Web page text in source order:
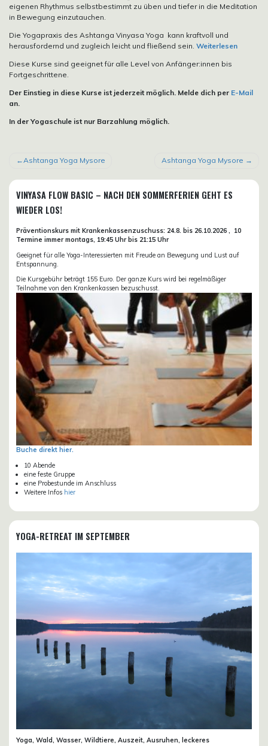
eigenen Rhythmus selbstbestimmt zu üben und tiefer in die Meditation
in Bewegung einzutauchen.
Die Yogapraxis des Ashtanga Vinyasa Yoga kann kraftvoll und
herausfordernd und zugleich leicht und fließend sein. Weiterlesen
Diese Kurse sind geeignet für alle Level von Anfänger:innen bis
Fortgeschrittene.
Der Einstieg in diese Kurse ist jederzeit möglich. Melde dich per E-Mail
an.
In der Yogaschule ist nur Barzahlung möglich.
BEITRAGSNAVIGATION
Ashtanga Yoga Mysore Ashtanga Yoga Mysore
VINYASA FLOW BASIC – NACH DEN SOMMERFERIEN GEHT ES
WIEDER LOS!
Präventionskurs mit Krankenkassenzuschuss: 24.8. bis 26.10.2026 , 10
Termine immer montags, 19:45 Uhr bis 21:15 Uhr
Geeignet für alle Yoga-Interessierten mit Freude an Bewegung und Lust auf
Entspannung.
Die Kursgebühr beträgt 155 Euro. Der ganze Kurs wird bei regelmäßiger
Teilnahme von den Krankenkassen bezuschusst.
Buche direkt hier.
10 Abende
eine feste Gruppe
eine Probestunde im Anschluss
Weitere Infos hier
YOGA-RETREAT IM SEPTEMBER
Yoga, Wald, Wasser, Wildtiere, Auszeit, Ausruhen, leckeres